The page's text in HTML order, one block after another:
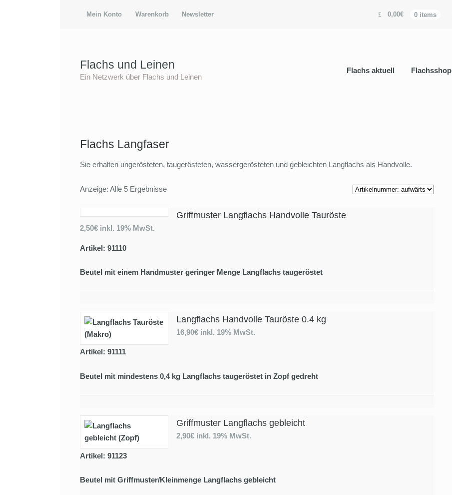
Mein Konto Warenkorb Newsletter 0,00€ 0 items
Flachs und Leinen
Ein Netzwerk über Flachs und Leinen
Flachs aktuell Flachsshop
Flachs Langfaser
Sie erhalten ungerösteten, taugerösteten, wassergerösteten und gebleichten Langflachs als Handvolle.
Anzeige: Alle 5 Ergebnisse
Griffmuster Langflachs Handvolle Tauröste
2,50€ inkl. 19% MwSt.
Artikel: 91110
Beutel mit einem Handmuster geringer Menge Langflachs taugeröstet
Langflachs Handvolle Tauröste 0.4 kg
16,90€ inkl. 19% MwSt.
Artikel: 91111
Beutel mit mindestens 0,4 kg Langflachs taugeröstet in Zopf gedreht
Griffmuster Langflachs gebleicht
2,90€ inkl. 19% MwSt.
Artikel: 91123
Beutel mit Griffmuster/Kleinmenge Langflachs gebleicht